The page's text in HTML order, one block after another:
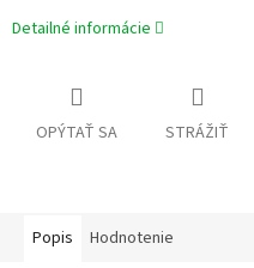
Detailné informácie
OPÝTAŤ SA STRÁŽIŤ
Popis Hodnotenie